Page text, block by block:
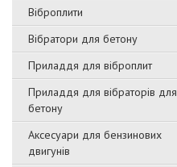
Віброплити
Вібратори для бетону
Приладдя для віброплит
Приладдя для вібраторів для
бетону
Аксесуари для бензинових
двигунів